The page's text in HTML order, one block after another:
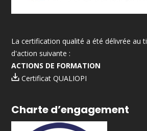
La certification qualité a été délivrée au
d'action suivante :
ACTIONS DE FORMATION
Certificat QUALIOPI
Charte d’engagement